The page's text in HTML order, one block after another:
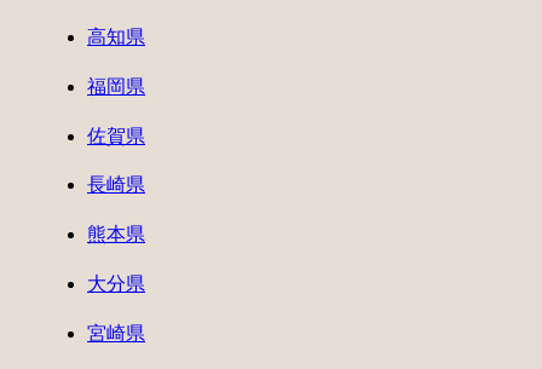
高知県
福岡県
佐賀県
長崎県
熊本県
大分県
宮崎県